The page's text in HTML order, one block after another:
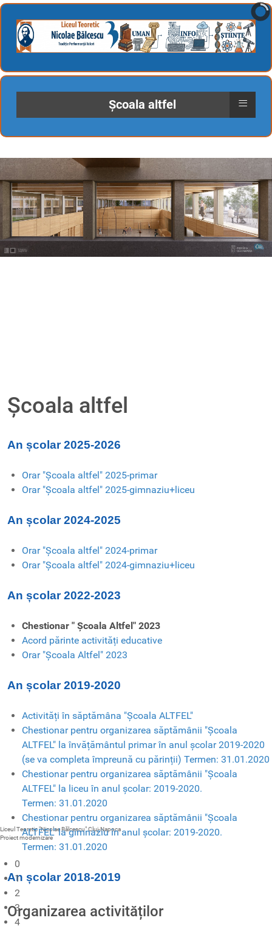
Școala altfel ≡
Liceul Teoretic "Nicolae Bălcescu" Cluj-Napoca
Proiect modernizare
0
1
2
3
4
Școala altfel
An școlar 2025-2026
Orar "Școala altfel" 2025-primar
Orar "Școala altfel" 2025-gimnaziu+liceu
An școlar 2024-2025
Orar "Școala altfel" 2024-primar
Orar "Școala altfel" 2024-gimnaziu+liceu
An școlar 2022-2023
Chestionar " Școala Altfel" 2023
Acord părinte activități educative
Orar "Școala Altfel" 2023
An școlar 2019-2020
Activități în săptămâna "Școala ALTFEL"
Chestionar pentru organizarea săptămânii "Școala
ALTFEL" la învățământul primar în anul școlar 2019-2020
(se va completa împreună cu părinții) Termen: 31.01.2020
Chestionar pentru organizarea săptămânii "Școala
ALTFEL" la liceu în anul școlar: 2019-2020.
Termen: 31.01.2020
Chestionar pentru organizarea săptămânii "Școala
ALTFEL" la gimnaziu în anul școlar: 2019-2020.
Termen: 31.01.2020
An școlar 2018-2019
Organizarea activităților